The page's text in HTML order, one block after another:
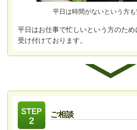
平日は時間がないという方も
平日はお仕事で忙しいという方のた
受け付けております。
ご相談